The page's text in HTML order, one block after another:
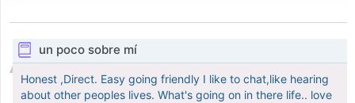
un poco sobre mí
Honest ,Direct. Easy going friendly I like to chat,like hearing
about other peoples lives. What's going on in there life.. love